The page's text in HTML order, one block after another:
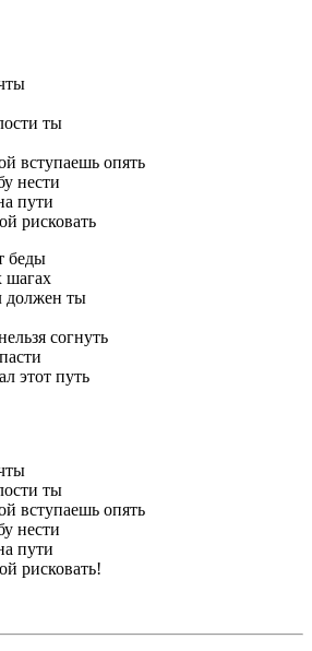
ты
вступаешь опять
нести
пути
pисковать
беды
шагах
должен ты
согнуть
этот путь
ты
вступаешь опять
нести
пути
pисковать!